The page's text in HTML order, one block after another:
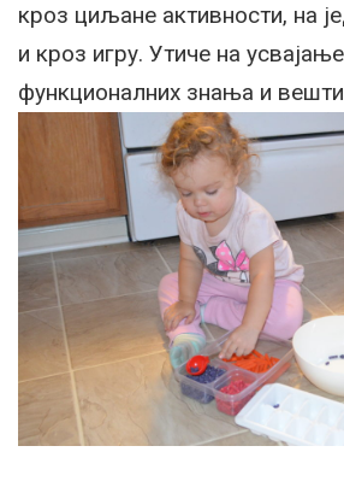
кроз циљане активности, на
и кроз игру. Утиче на
функционалних знања и